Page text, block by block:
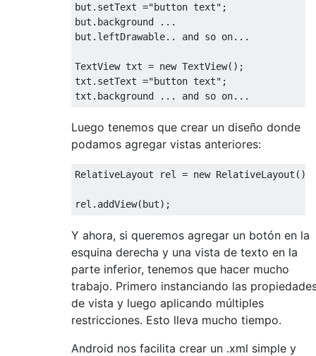
but . setText ="button text" ;
but . background
...
but . leftDrawable.. and so on...
TextView txt = new TextView();
txt . setText ="button text" ;
txt . background ... and so on...
Luego tenemos que crear un diseño donde
podamos agregar vistas anteriores:
RelativeLayout rel = new RelativeLayout ();
rel . addView(but);
Y ahora, si queremos agregar un botón en la
esquina derecha y una vista de texto en la
parte inferior, tenemos que hacer mucho
trabajo. Primero instanciando las
de vista y luego aplicando múltiples
restricciones. Esto lleva mucho tiempo.
Android nos facilita crear un .xml simple y